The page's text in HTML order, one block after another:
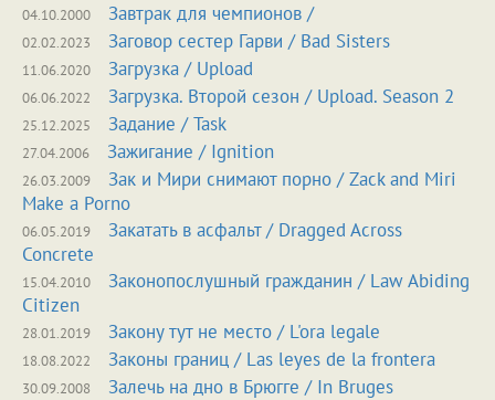
04.10.2000 Завтрак для чемпионов /
02.02.2023 Заговор сестер Гарви / Bad Sisters
11.06.2020 Загрузка / Upload
06.06.2022 Загрузка. Второй сезон / Upload. Season 2
25.12.2025 Задание / Task
27.04.2006 Зажигание / Ignition
26.03.2009
Зак и Мири снимают порно / Zack and Miri
Make a Porno
06.05.2019
Закатать в асфальт / Dragged Across
Concrete
15.04.2010
Законопослушный гражданин / Law Abiding
Citizen
28.01.2019 Закону тут не место / L'ora legale
18.08.2022 Законы границ / Las leyes de la frontera
30.09.2008 Залечь на дно в Брюгге / In Bruges